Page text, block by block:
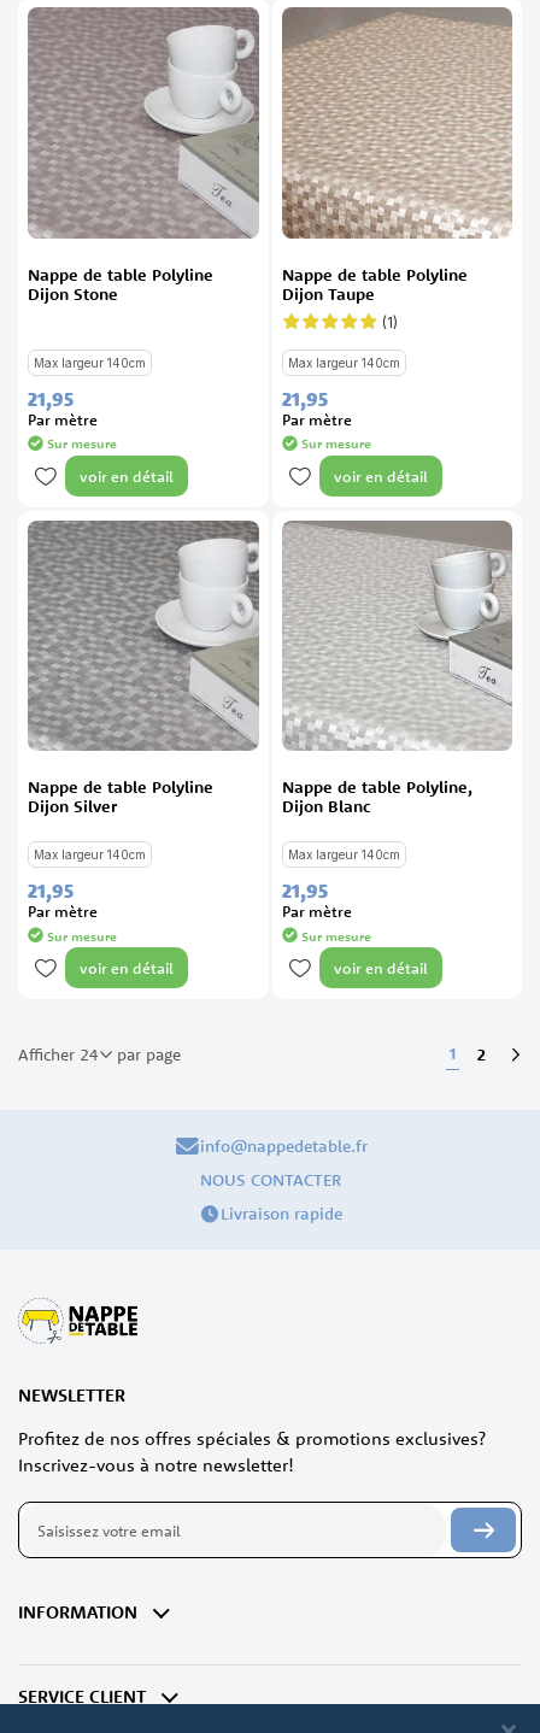
Nappe de table Polyline
Dijon Stone
Max largeur 140cm
21,95
Par mètre
Sur mesure
voir en détail
Nappe de table Polyline
Dijon Taupe
Évaluation: (1)
Max largeur 140cm
21,95
Par mètre
Sur mesure
voir en détail
Nappe de table Polyline
Dijon Silver
Max largeur 140cm
21,95
Par mètre
Sur mesure
voir en détail
Nappe de table Polyline,
Dijon Blanc
Max largeur 140cm
21,95
Par mètre
Sur mesure
voir en détail
Page
Vous lisez
1 Page
2
Afficher par page
info@nappedetable.fr
NOUS CONTACTER
Livraison rapide
NEWSLETTER
Profitez de nos offres spéciales & promotions exclusives?
Inscrivez-vous à notre newsletter!
Inscription
notre
d’information
INFORMATION
SERVICE CLIENT